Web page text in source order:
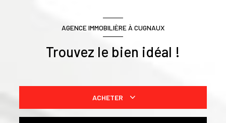
AGENCE IMMOBILIÈRE À CUGNAUX
Trouvez le bien idéal !
ACHETER